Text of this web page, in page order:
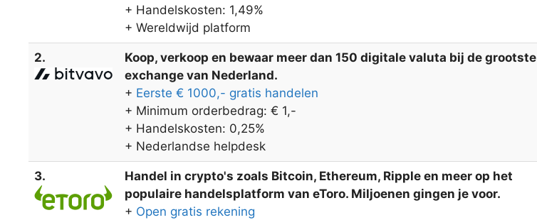
+ Handelskosten: 1,49%
+ Wereldwijd platform
2.
Koop, verkoop en bewaar meer dan 150 digitale valuta bij de grootste
exchange van Nederland.
+ Eerste € 1000,- gratis handelen
+ Minimum orderbedrag: € 1,-
+ Handelskosten: 0,25%
+ Nederlandse helpdesk
3.
Handel in crypto's zoals Bitcoin, Ethereum, Ripple en meer op het
populaire handelsplatform van eToro. Miljoenen gingen je voor.
+ Open gratis rekening